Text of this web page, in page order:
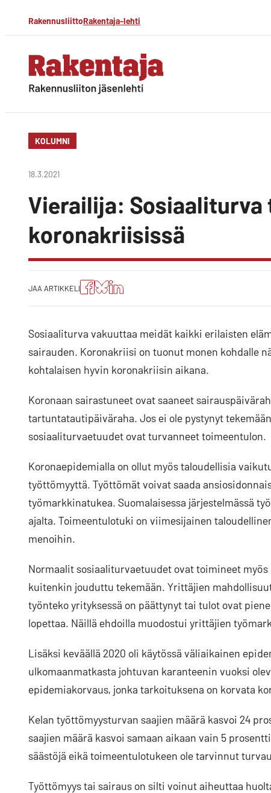
Siirry
suoraan
sisältöön
RakennusliittoRakentaja-lehti
Rakentaja-lehti
KOLUMNI
18.3.2021
Vierailija: Sosiaaliturva
koronakriisissä
JAA ARTIKKELI
JaaJaaJako:
Sosiaaliturva vakuuttaa meidät kaikki erilaisten
sairauden. Koronakriisi on tuonut monen kohdalle
kohtalaisen hyvin koronakriisin aikana.
Koronaan sairastuneet ovat saaneet
tartuntatautipäiväraha. Jos ei ole pystynyt
sosiaaliturvaetuudet ovat turvanneet toimeentulon.
Koronaepidemialla on ollut myös taloudellisia
työttömyyttä. Työttömät voivat saada
työmarkkinatukea. Suomalaisessa järjestelmässä
ajalta. Toimeentulotuki on viimesijainen
menoihin.
Normaalit sosiaaliturvaetuudet ovat toimineet
kuitenkin jouduttu tekemään. Yrittäjien
työnteko yrityksessä on päättynyt tai tulot ovat
lopettaa. Näillä ehdoilla muodostui yrittäjien
Lisäksi keväällä 2020 oli käytössä väliaikainen
ulkomaanmatkasta johtuvan karanteenin vuoksi
epidemiakorvaus, jonka tarkoituksena on korvata
Kelan työttömyysturvan saajien määrä kasvoi 24
saajien määrä kasvoi samaan aikaan vain 5
säästöjä eikä toimeentulotukeen ole tarvinnut
Työttömyys tai sairaus on silti voinut aiheuttaa